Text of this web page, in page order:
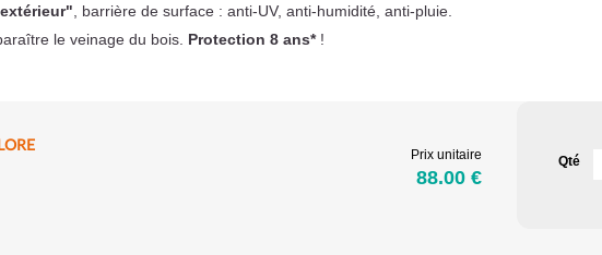
, barrière de surface : anti-UV, anti-humidité, anti-pluie.
le veinage du bois. Protection 8 ans*!
Prix unitaire
88.00 €
Qté